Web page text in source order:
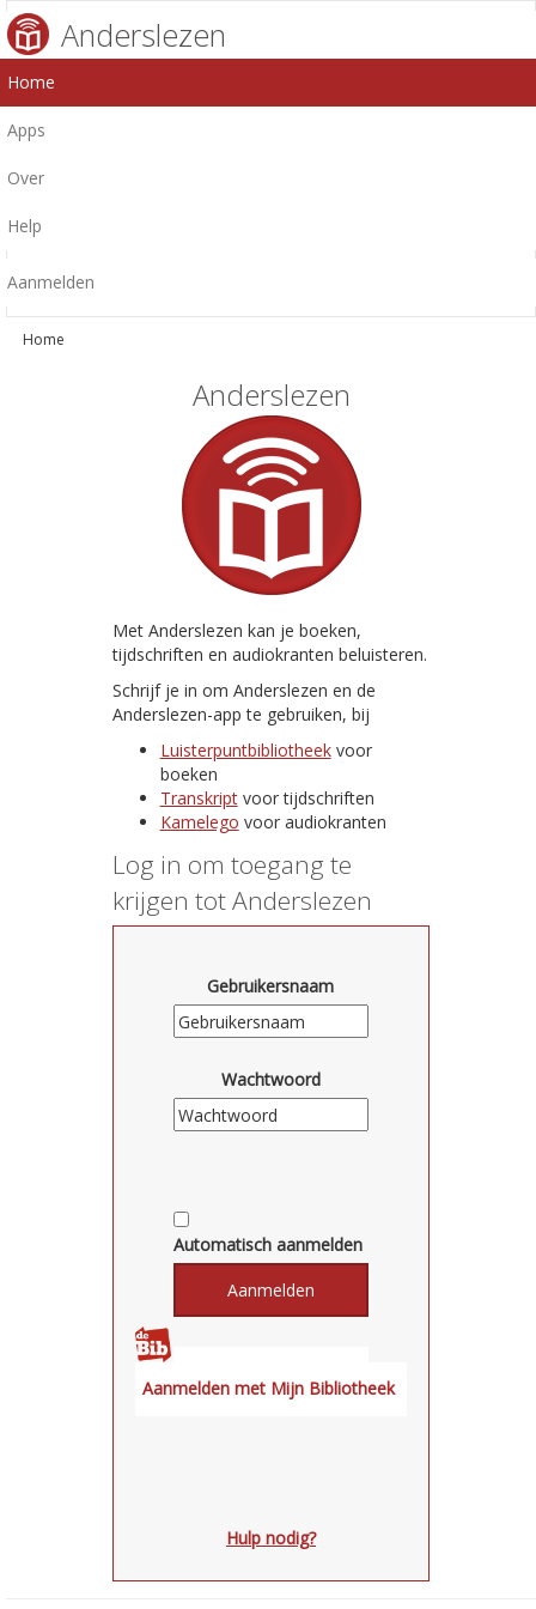
Anderslezen
Home
Apps
Over
Help
Aanmelden
Home
Anderslezen
Met Anderslezen kan je boeken,
tijdschriften en audiokranten beluisteren.
Schrijf je in om Anderslezen en de
Anderslezen-app te gebruiken, bij
Luisterpuntbibliotheekvoor
boeken
Transkriptvoor tijdschriften
Kamelego voor audiokranten
Log in om toegang te
krijgen tot Anderslezen
Gebruikersnaam
Wachtwoord
Automatisch aanmelden
Hulp nodig?